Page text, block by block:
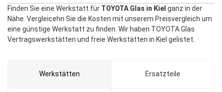
Finden Sie eine Werkstatt für TOYOTA Glas in Kiel ganz in der
Nähe. Vergleicehn Sie die Kosten mit unserem Preisvergleich um
eine günstige Werkstatt zu finden. Wir haben TOYOTA Glas
Vertragswerkstätten und freie Werkstätten in Kiel gelistet.
Werkstätten Ersatzteile